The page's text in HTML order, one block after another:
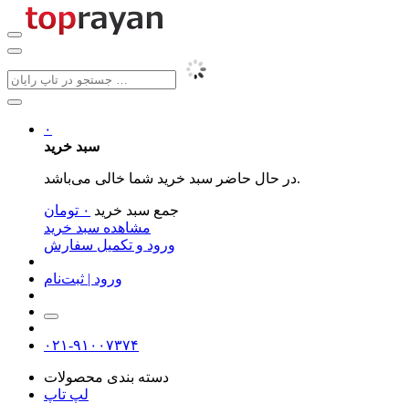
۰
سبد خرید
در حال حاضر سبد خرید شما خالی می‌باشد.
جمع سبد خرید ۰ تومان
مشاهده سبد خرید
ورود و تکمیل سفارش
ورود | ثبت‌نام
۰۲۱-۹۱۰۰۷۳۷۴
دسته بندی محصولات
لپ تاپ